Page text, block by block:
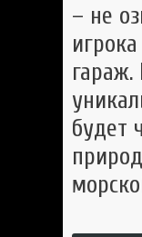
– не
будет